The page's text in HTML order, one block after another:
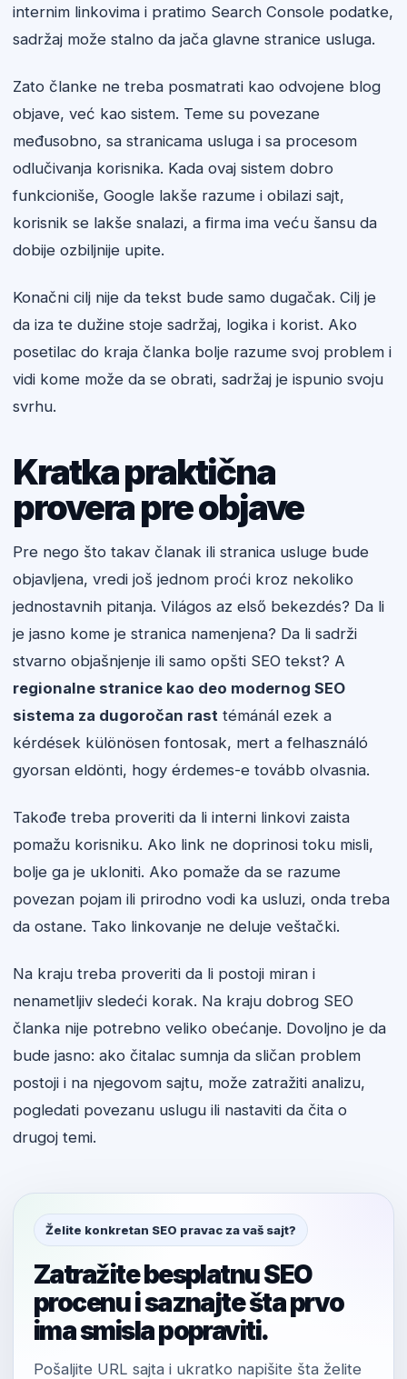
internim linkovima i pratimo Search Console podatke,
sadržaj može stalno da jača glavne stranice usluga.
Zato članke ne treba posmatrati kao odvojene blog
objave, već kao sistem. Teme su povezane
međusobno, sa stranicama usluga i sa procesom
odlučivanja korisnika. Kada ovaj sistem dobro
funkcioniše, Google lakše razume i obilazi sajt,
korisnik se lakše snalazi, a firma ima veću šansu da
dobije ozbiljnije upite.
Konačni cilj nije da tekst bude samo dugačak. Cilj je
da iza te dužine stoje sadržaj, logika i korist. Ako
posetilac do kraja članka bolje razume svoj problem i
vidi kome može da se obrati, sadržaj je ispunio svoju
svrhu.
Kratka praktična
provera pre objave
Pre nego što takav članak ili stranica usluge bude
objavljena, vredi još jednom proći kroz nekoliko
jednostavnih pitanja. Világos az első bekezdés? Da li
je jasno kome je stranica namenjena? Da li sadrži
stvarno objašnjenje ili samo opšti SEO tekst? A
regionalne stranice kao deo modernog SEO
sistema za dugoročan rast témánál ezek a
kérdések különösen fontosak, mert a felhasználó
gyorsan eldönti, hogy érdemes-e tovább olvasnia.
Takođe treba proveriti da li interni linkovi zaista
pomažu korisniku. Ako link ne doprinosi toku misli,
bolje ga je ukloniti. Ako pomaže da se razume
povezan pojam ili prirodno vodi ka usluzi, onda treba
da ostane. Tako linkovanje ne deluje veštački.
Na kraju treba proveriti da li postoji miran i
nenametljiv sledeći korak. Na kraju dobrog SEO
članka nije potrebno veliko obećanje. Dovoljno je da
bude jasno: ako čitalac sumnja da sličan problem
postoji i na njegovom sajtu, može zatražiti analizu,
pogledati povezanu uslugu ili nastaviti da čita o
drugoj temi.
Želite konkretan SEO pravac za vaš sajt?
Zatražite besplatnu SEO
procenu i saznajte šta prvo
ima smisla popraviti.
Pošaljite URL sajta i ukratko napišite šta želite